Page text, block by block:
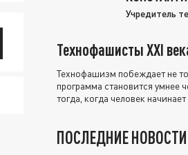
Учредитель
Технофашисты XXI
Технофашизм побеждает не
программа становится умнее
тогда, когда человек
ПОСЛЕДНИЕ НОВОСТИ